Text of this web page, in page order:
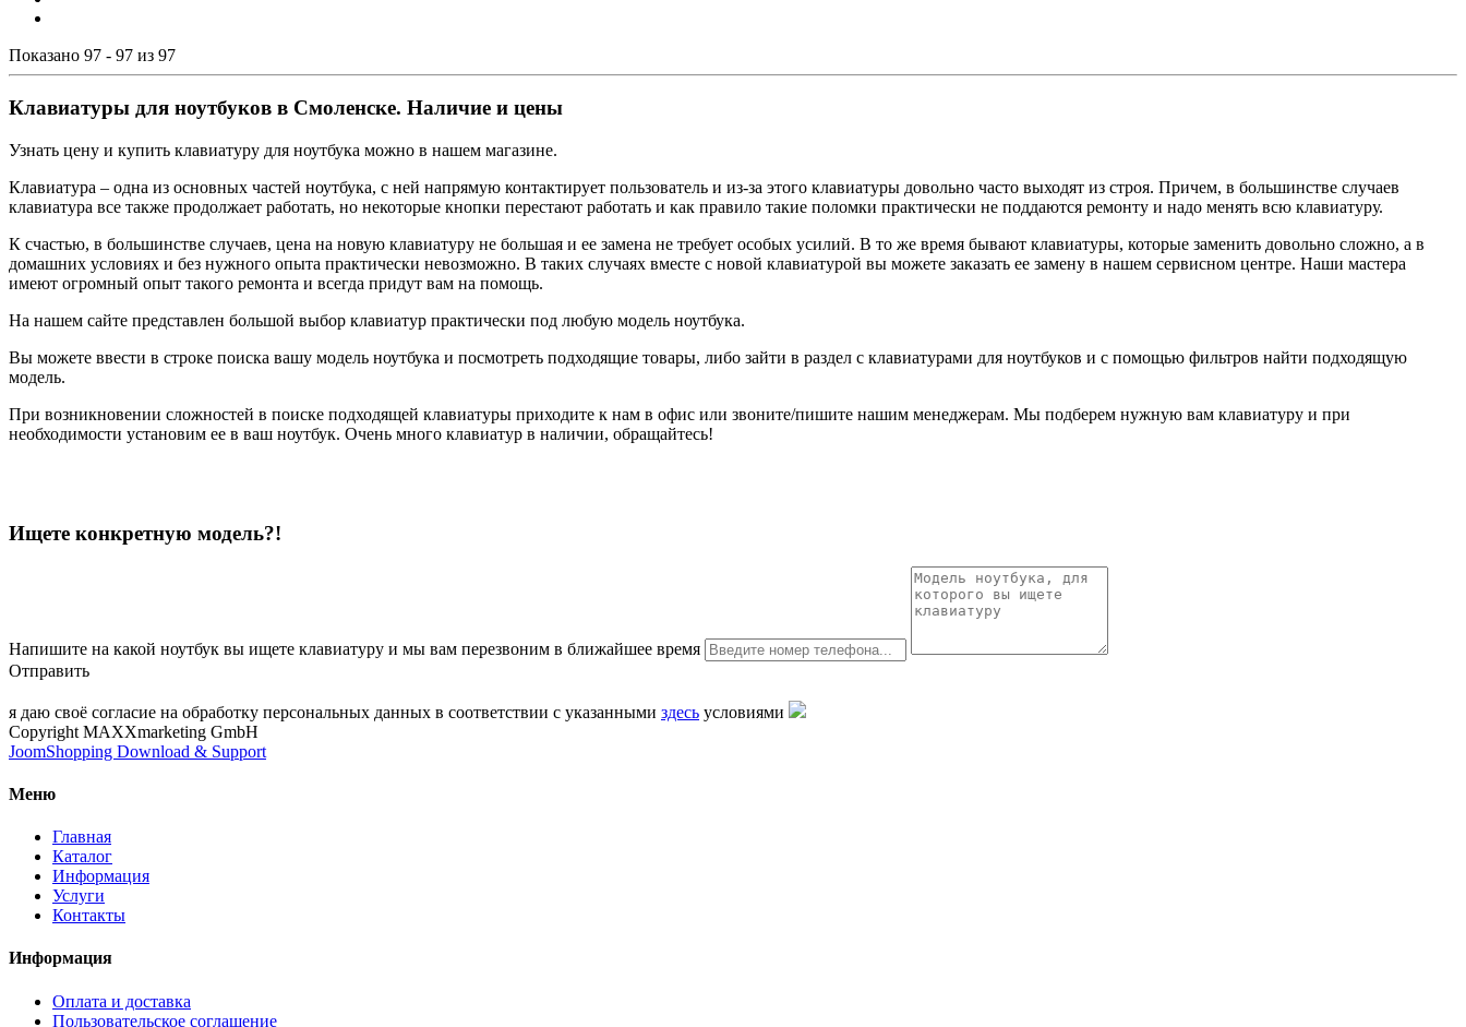
Показано 97 - 97 из 97
Клавиатуры для ноутбуков в Смоленске. Наличие и цены
Узнать цену и купить клавиатуру для ноутбука можно в нашем магазине.
Клавиатура – одна из основных частей ноутбука, с ней напрямую контактирует пользователь и из-за этого клавиатуры довольно часто выходят из строя. Причем, в большинстве случаев
клавиатура все также продолжает работать, но некоторые кнопки перестают работать и как правило такие поломки практически не поддаются ремонту и надо менять всю клавиатуру.
К счастью, в большинстве случаев, цена на новую клавиатуру не большая и ее замена не требует особых усилий. В то же время бывают клавиатуры, которые заменить довольно сложно, а в
домашних условиях и без нужного опыта практически невозможно. В таких случаях вместе с новой клавиатурой вы можете заказать ее замену в нашем сервисном центре. Наши мастера
имеют огромный опыт такого ремонта и всегда придут вам на помощь.
На нашем сайте представлен большой выбор клавиатур практически под любую модель ноутбука.
Вы можете ввести в строке поиска вашу модель ноутбука и посмотреть подходящие товары, либо зайти в раздел с клавиатурами для ноутбуков и с помощью фильтров найти подходящую
модель.
При возникновении сложностей в поиске подходящей клавиатуры приходите к нам в офис или звоните/пишите нашим менеджерам. Мы подберем нужную вам клавиатуру и при
необходимости установим ее в ваш ноутбук. Очень много клавиатур в наличии, обращайтесь!
Ищете конкретную модель?!
Напишите на какой ноутбук вы ищете клавиатуру и мы вам перезвоним в ближайшее время
Отправить
я даю своё согласие на обработку персональных данных в соответствии с указанными здесь условиями
Copyright MAXXmarketing GmbH
JoomShopping Download & Support
Меню
Главная
Каталог
Информация
Услуги
Контакты
Информация
Оплата и доставка
Пользовательское соглашение